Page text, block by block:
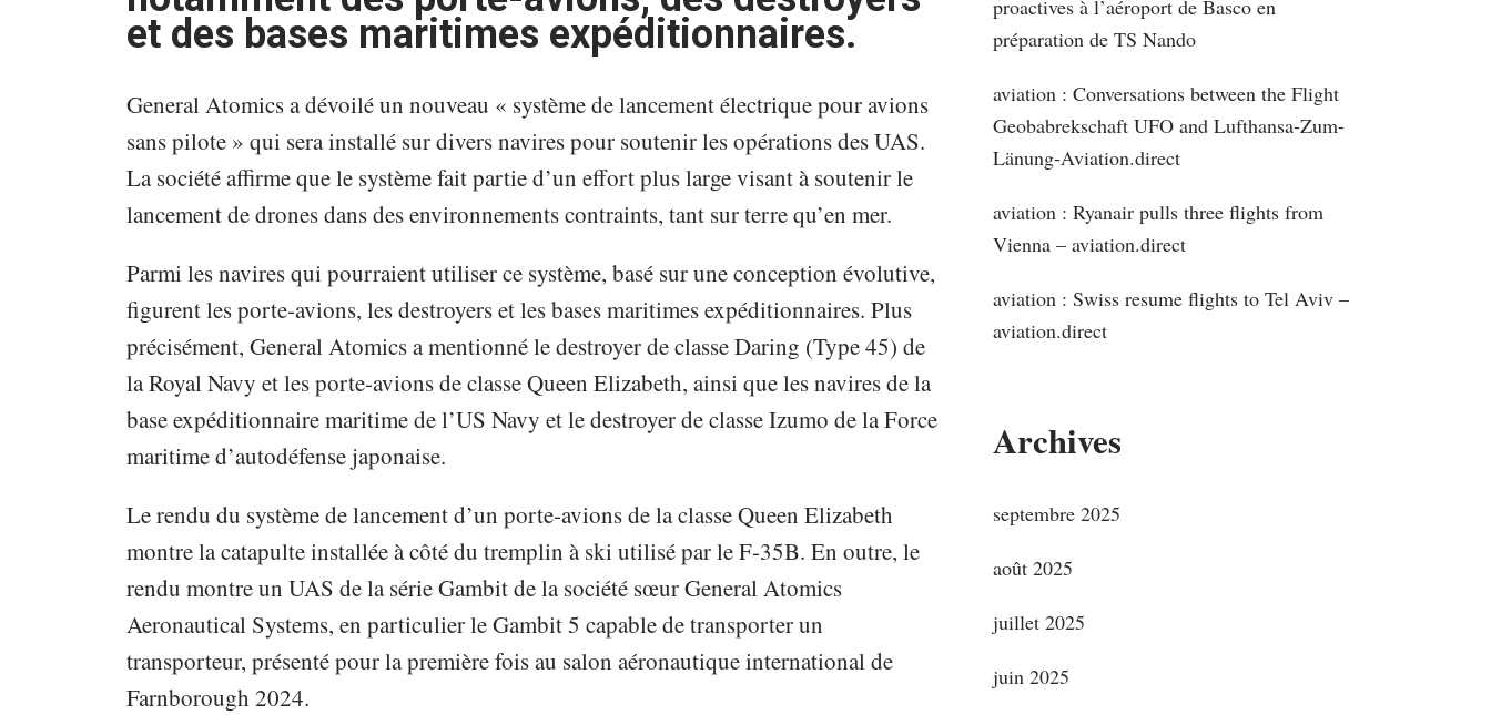
et des bases maritimes expéditionnaires.
General Atomics a dévoilé un nouveau « système de lancement électrique pour avions
sans pilote » qui sera installé sur divers navires pour soutenir les opérations des UAS.
La société affirme que le système fait partie d’un effort plus large visant à soutenir le
lancement de drones dans des environnements contraints, tant sur terre qu’en mer.
Parmi les navires qui pourraient utiliser ce système, basé sur une conception évolutive,
figurent les porte-avions, les destroyers et les bases maritimes expéditionnaires. Plus
précisément, General Atomics a mentionné le destroyer de classe Daring (Type 45) de
la Royal Navy et les porte-avions de classe Queen Elizabeth, ainsi que les navires de la
base expéditionnaire maritime de l’US Navy et le destroyer de classe Izumo de la Force
maritime d’autodéfense japonaise.
Le rendu du système de lancement d’un porte-avions de la classe Queen Elizabeth
montre la catapulte installée à côté du tremplin à ski utilisé par le F-35B. En outre, le
rendu montre un UAS de la série Gambit de la société sœur General Atomics
Aeronautical Systems, en particulier le Gambit 5 capable de transporter un
transporteur, présenté pour la première fois au salon aéronautique international de
Farnborough 2024.
proactives à l’aéroport de Basco en
préparation de TS Nando
aviation : Conversations between the Flight
Geobabrekschaft UFO and Lufthansa-Zum-
Länung-Aviation.direct
aviation : Ryanair pulls three flights from
Vienna – aviation.direct
aviation : Swiss resume flights to Tel Aviv –
aviation.direct
Archives
septembre 2025
août 2025
juillet 2025
juin 2025